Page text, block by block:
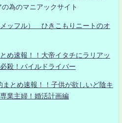
為のマニアックサイト
ッフル） ひきこもりニートのオ
め速報！！大帝イタチにラリアッ
殺！パイルドライバー
まとめ速報！！子供が欲しいど陰キ
業主婦！婚活計画編